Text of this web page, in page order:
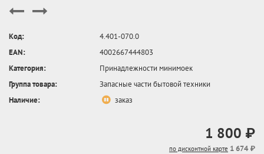
Код:
4.401-070.0
EAN:
4002667444803
Категория:
Принадлежности минимоек
Группа товара:
Запасные части бытовой техники
Наличие:
заказ
1 800 ₽
по дисконтной карте 1 674 ₽